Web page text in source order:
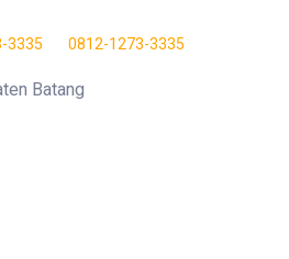
3335
0812-1273-3335
Batang